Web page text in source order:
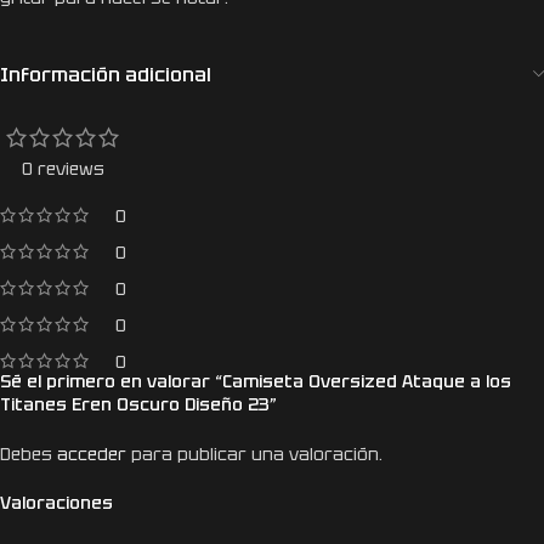
Información adicional
0 reviews
0
0
0
0
0
Valoraciones
Sé el primero en valorar “Camiseta Oversized Ataque a los
Titanes Eren Oscuro Diseño 23”
Debes acceder para publicar una valoración.